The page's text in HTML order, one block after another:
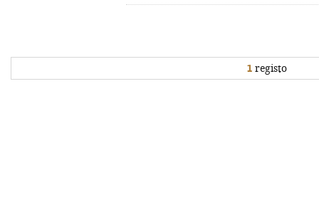
1 registo